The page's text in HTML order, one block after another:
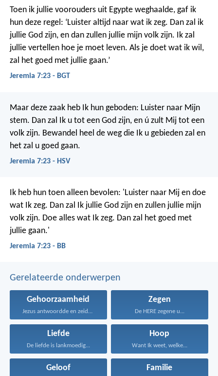
Toen ik jullie voorouders uit Egypte weghaalde, gaf ik
hun deze regel: ‘Luister altijd naar wat ik zeg. Dan zal ik
jullie God zijn, en dan zullen jullie mijn volk zijn. Ik zal
jullie vertellen hoe je moet leven. Als je doet wat ik wil,
zal het goed met jullie gaan.’
Jeremia 7:23 - BGT
Maar deze zaak heb Ik hun geboden: Luister naar Mijn
stem. Dan zal Ik u tot een God zijn, en ú zult Mij tot een
volk zijn. Bewandel heel de weg die Ik u gebieden zal en
het zal u goed gaan.
Jeremia 7:23 - HSV
Ik heb hun toen alleen bevolen: 'Luister naar Mij en doe
wat Ik zeg. Dan zal Ik jullie God zijn en zullen jullie mijn
volk zijn. Doe alles wat Ik zeg. Dan zal het goed met
jullie gaan.'
Jeremia 7:23 - BB
Gerelateerde onderwerpen
Gehoorzaamheid
Jezus antwoordde en zeide...
Zegen
De HERE zegene u...
Liefde
De liefde is lankmoedig...
Hoop
Want Ik weet, welke...
Geloof Familie